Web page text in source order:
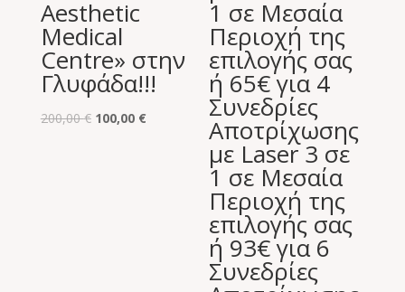
Aesthetic
Medical
Centre» στην
Γλυφάδα!!!
200,00€ Original
100,00 €Η
1 σε Μεσαία
Περιοχή της
επιλογής σας
ή 65€ για 4
Συνεδρίες
Αποτρίχωσης
με Laser 3 σε
1 σε Μεσαία
Περιοχή της
επιλογής σας
ή 93€ για 6
Συνεδρίες